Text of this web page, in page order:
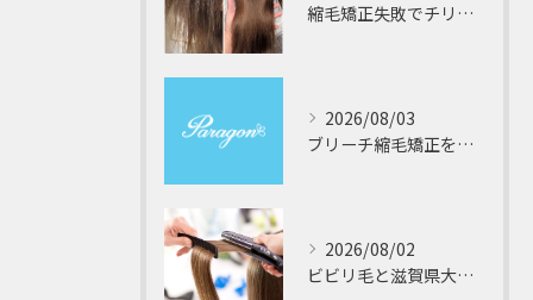
縮毛矯正失敗でチリチリジリジリの髪をビビり直し専門が丁寧に修復する方法解説
2026/08/03
ブリーチ縮毛矯正を安全に受けるための大阪府対応サロン選びと髪質改善のポイント
2026/08/02
ビビリ毛と滋賀県大津市での他店縮毛矯正失敗をパラゴンヘアーが修復する徹底ガイド